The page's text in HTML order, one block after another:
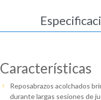
Características
Reposabrazos acolchados
durante largas sesiones de